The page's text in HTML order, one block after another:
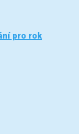
pro rok